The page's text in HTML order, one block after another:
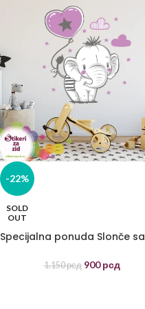
-22%
SOLD
OUT
Specijalna ponuda Slonče sa
1.150рсд 900рсд